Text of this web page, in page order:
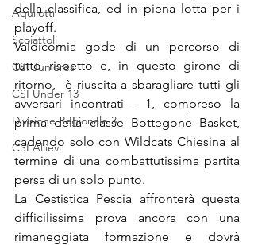
Aquilotti
Scoiattoli
CSI Juniores
CSI Under 13
Divisione Regionale 3
CSI Allievi
della classifica, ed in piena lotta per i
playoff.
Valdicornia gode di un percorso di
tutto rispetto e, in questo girone di
ritorno,  è riuscita a sbaragliare tutti gli
avversari incontrati - 1, compreso la
prima della classe Bottegone Basket,
cadendo solo con Wildcats Chiesina al
termine di una combattutissima partita
persa di un solo punto.
La Cestistica Pescia affronterà questa
difficilissima prova ancora con una
rimaneggiata formazione e dovrà